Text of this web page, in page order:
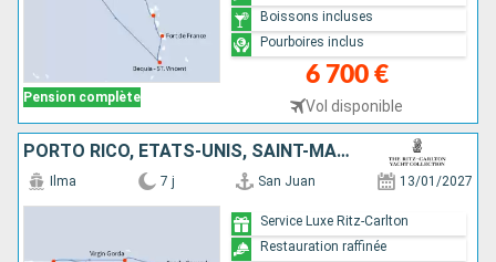
Pension complète
6 700 €
Vol disponible
Boissons incluses
Pourboires inclus
PORTO RICO, ÉTATS-UNIS, SAINT-MARTIN, FRANCE, ANGUILLA, VIRGIN GORDA
Ilma 7 j San Juan 13/01/2027
Service Luxe Ritz-Carlton
Restauration raffinée